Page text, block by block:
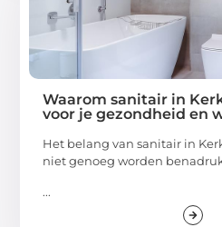
Waarom sanitair in
voor je gezondheid en
Het belang van sanitair in
niet genoeg worden
...